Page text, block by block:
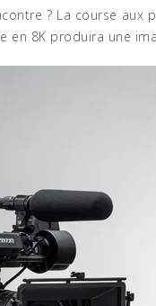
? La course aux
8K produira une